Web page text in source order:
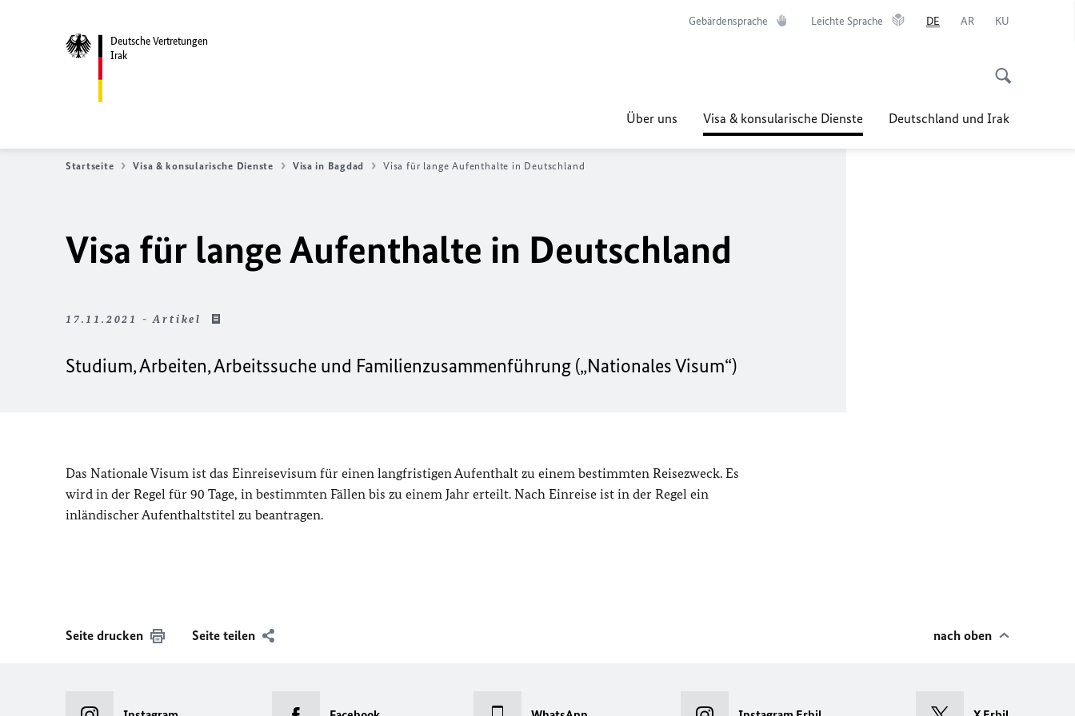
Deutsche Vertretungen
Irak
Gebärdensprache Leichte Sprache DE AR KU
Über uns Visa & konsularische Dienste Deutschland und Irak
Startseite Visa & konsularische Dienste Visa in Bagdad Visa für lange Aufenthalte in Deutschland
Visa für lange Aufenthalte in Deutschland
17.11.2021 - Artikel
Studium, Arbeiten, Arbeitssuche und Familienzusammenführung („Nationales Visum“)
Das Nationale Visum ist das Einreisevisum für einen langfristigen Aufenthalt zu einem bestimmten Reisezweck. Es
wird in der Regel für 90 Tage, in bestimmten Fällen bis zu einem Jahr erteilt. Nach Einreise ist in der Regel ein
inländischer Aufenthaltstitel zu beantragen.
Seite drucken Seite teilen nach oben